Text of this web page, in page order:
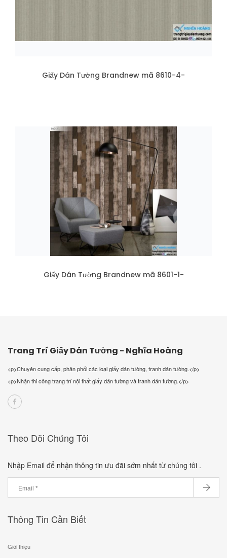
Giấy Dán Tường Brandnew mã 8610-4-
Giấy Dán Tường Brandnew mã 8601-1-
Trang Trí Giấy Dán Tường - Nghĩa Hoàng
<p>Chuyên cung cấp, phân phối các loại giấy dán tường, tranh dán tường.</p>
<p>Nhận thi công trang trí nội thất giấy dán tường và tranh dán tường.</p>
Theo Dõi Chúng Tôi
Nhập Email để nhận thông tin ưu đãi sớm nhất từ chúng tôi .
Thông Tin Cần Biết
Giới thiệu